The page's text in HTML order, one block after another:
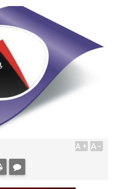
A+ A-